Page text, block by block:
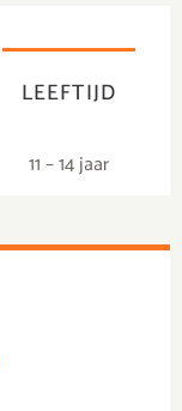
LEEFTIJD
11 – 14 jaar